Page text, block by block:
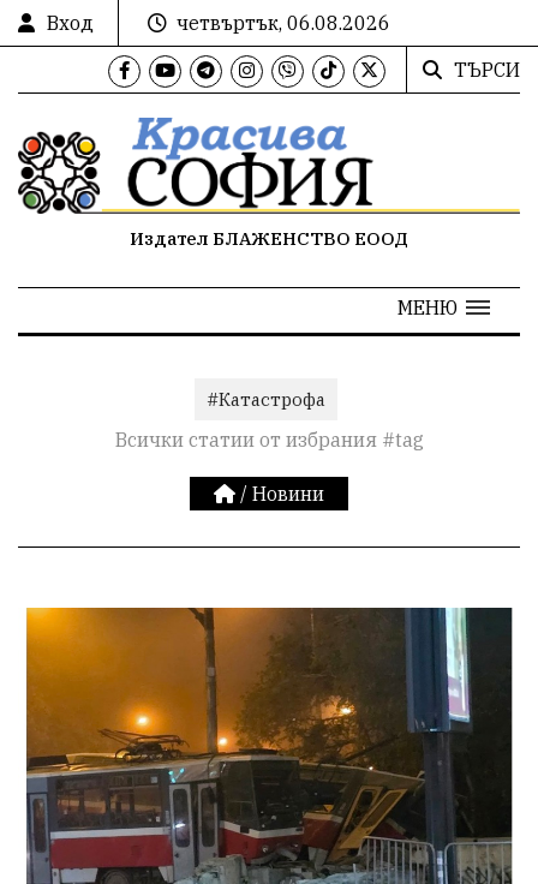
Вход
четвъртък, 06.08.2026
ТЪРСИ
Издател БЛАЖЕНСТВО ЕООД
МЕНЮ
#Катастрофа
Всички статии от избрания #tag
/ Новини